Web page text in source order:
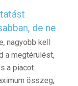
de ne
nagyobb kell
a megtérülést,
a piacot
összeg,